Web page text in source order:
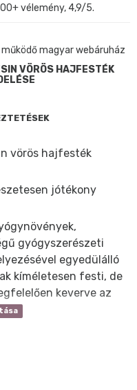
vélemény, 4,9/5.
magyar webáruház
VÖRÖS HAJFESTÉK
vörös hajfesték
jótékony
gyógyszerészeti
egyedülálló
kíméletesen festi, de
keverve az